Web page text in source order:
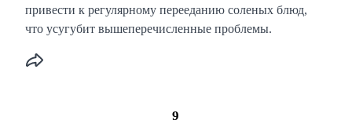
привести к регулярному перееданию соленых блюд,
что усугубит вышеперечисленные проблемы.
9